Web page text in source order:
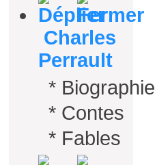
Charles
Perrault
* Biographie
* Contes
* Fables